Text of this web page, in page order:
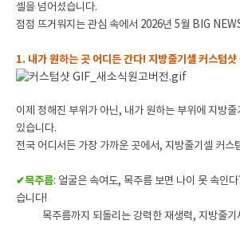
셀을 넘어섰습니다.
점점 뜨거워지는 관심 속에서 2026년 5월 BIG
1. 내가 원하는 곳 어디든 간다! 지방줄기셀 커스텀샷
이제 정해진 부위가 아닌, 내가 원하는 부위에 지방
있습니다.
전국 어디서든 가장 가까운 곳에서, 지방줄기셀 커스
✔목주름: 얼굴은 속여도, 목주름 보면 나이 못 속인
습니다!
목주름까지 되돌리는 강력한 재생력, 지방줄기